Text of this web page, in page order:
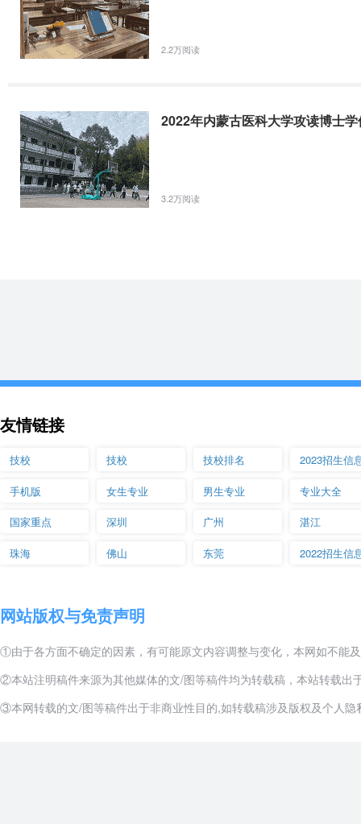
内蒙古医科大学学校荣誉
近五年来，全校教学科研人员承担各级各类科研项目1000余项。其
进步二等奖1项，自治区科学技术奖27项（一等奖2项、二等奖13项
北京中医药大学、中国军事医学科学院、首都医科大学、天津中医
亚、俄罗斯、蒙古、白俄罗斯、匈牙利等国家和地区的多所医药院校
内蒙古医科大学作为一所地方高等医药院校，肩负着为民族地区
发展的崇高使命。多年来，“内医人”始终秉承“博学、尚行、精诚、
奋斗，顽强拼搏，开拓创新，努力开创着内蒙古医科大学美好的明天！
1.有效身份证件及考生本
生的专业素养、科研创新能力和综合素质，是实现综合评价、择优
做好学校2022年硕士研究生招生复试录取工作，根据《教育部关于
函〔2021〕2号)、《
2.2万阅读
2022年内蒙古医科大学攻读博士
3.2万阅读
友情链接
技校 技校 技校排名 2023招生信
手机版 女生专业 男生专业 专业大全
国家重点 深圳 广州 湛江
珠海 佛山 东莞 2022招生信
网站版权与免责声明
①由于各方面不确定的因素，有可能原文内容调整与变化，本网如不能
②本站注明稿件来源为其他媒体的文/图等稿件均为转载稿，本站转载
③本网转载的文/图等稿件出于非商业性目的,如转载稿涉及版权及个人